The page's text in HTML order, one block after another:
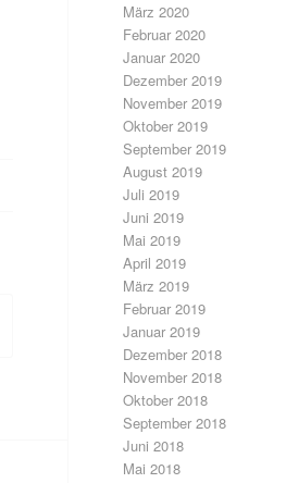
März 2020
Februar 2020
Januar 2020
Dezember 2019
November 2019
Oktober 2019
September 2019
August 2019
Juli 2019
Juni 2019
Mai 2019
April 2019
März 2019
Februar 2019
Januar 2019
Dezember 2018
November 2018
Oktober 2018
September 2018
Juni 2018
Mai 2018